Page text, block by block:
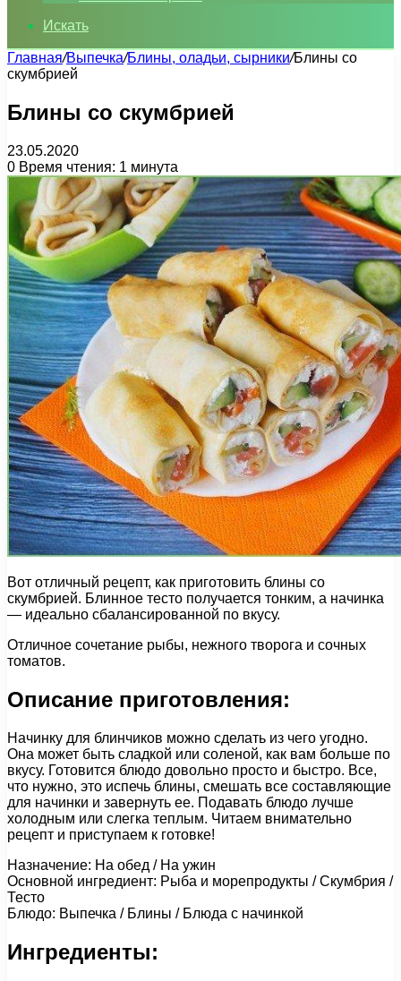
Искать
Главная/Выпечка/Блины, оладьи, сырники/Блины со
скумбрией
Блины со скумбрией
23.05.2020
0 Время чтения: 1 минута
Вот отличный рецепт, как приготовить блины со
скумбрией. Блинное тесто получается тонким, а начинка
— идеально сбалансированной по вкусу.
Отличное сочетание рыбы, нежного творога и сочных
томатов.
Описание приготовления:
Начинку для блинчиков можно сделать из чего угодно.
Она может быть сладкой или соленой, как вам больше по
вкусу. Готовится блюдо довольно просто и быстро. Все,
что нужно, это испечь блины, смешать все составляющие
для начинки и завернуть ее. Подавать блюдо лучше
холодным или слегка теплым. Читаем внимательно
рецепт и приступаем к готовке!
Назначение: На обед / На ужин
Основной ингредиент: Рыба и морепродукты / Скумбрия /
Тесто
Блюдо: Выпечка / Блины / Блюда с начинкой
Ингредиенты: